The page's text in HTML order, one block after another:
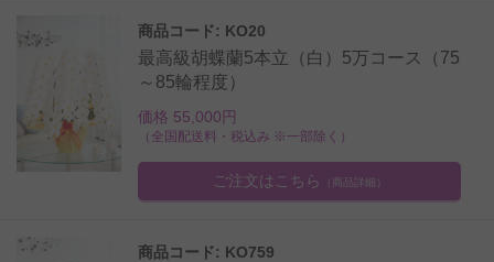
商品コード: KO20
最高級胡蝶蘭5本立（白）5万コース（75
～85輪程度）
価格 55,000円
（全国配送料・税込み ※一部除く）
ご注文はこちら （商品詳細）
商品コード: KO759